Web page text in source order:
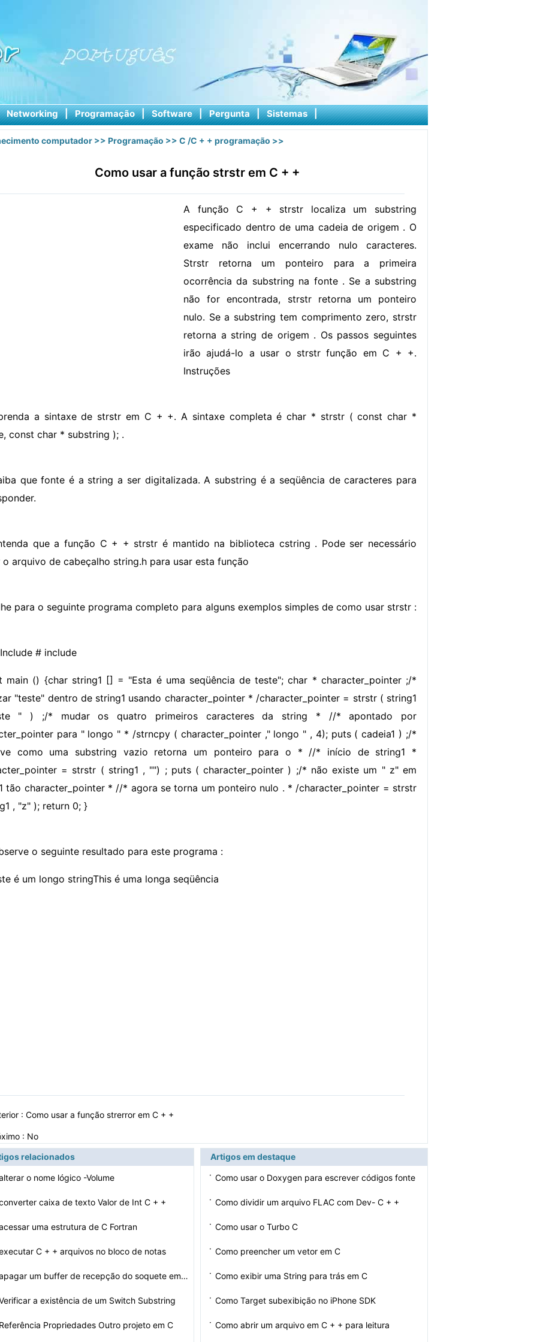
Networking | Programação | Software | Pergunta | Sistemas |
computador >> Programação >> C /C + + programação >>
Como usar a função strstr em C + +
A função C + + strstr localiza um substring
especificado dentro de uma cadeia de origem . O
exame não inclui encerrando nulo caracteres.
Strstr retorna um ponteiro para a primeira
ocorrência da substring na fonte . Se a substring
não for encontrada, strstr retorna um ponteiro
nulo. Se a substring tem comprimento zero, strstr
retorna a string de origem . Os passos seguintes
irão ajudá-lo a usar o strstr função em C + +.
Instruções
a sintaxe de strstr em C + +. A sintaxe completa é char * strstr ( const char *
const char * substring ); .
que fonte é a string a ser digitalizada. A substring é a seqüência de caracteres para
que a função C + + strstr é mantido na biblioteca cstring . Pode ser necessário
o arquivo de cabeçalho string.h para usar esta função
para o seguinte programa completo para alguns exemplos simples de como usar strstr :
# include
main () {char string1 [] = "Esta é uma seqüência de teste"; char * character_pointer ;/*
"teste" dentro de string1 usando character_pointer * /character_pointer = strstr ( string1
" ) ;/* mudar os quatro primeiros caracteres da string * //* apontado por
para " longo " * /strncpy ( character_pointer ," longo " , 4); puts ( cadeia1 ) ;/*
como uma substring vazio retorna um ponteiro para o * //* início de string1 *
= strstr ( string1 , "") ; puts ( character_pointer ) ;/* não existe um " z" em
tão character_pointer * //* agora se torna um ponteiro nulo . * /character_pointer = strstr
, "z" ); return 0; }
o seguinte resultado para este programa :
é um longo stringThis é uma longa seqüência
: Como usar a função strerror em C + +
: No
relacionados
o nome lógico -Volume
caixa de texto Valor de Int C + +
uma estrutura de C Fortran
C + + arquivos no bloco de notas
Como apagar um buffer de recepção do soquete em C
a existência de um Switch Substring
Propriedades Outro projeto em C
Artigos em destaque
· Como usar o Doxygen para escrever códigos fonte
· Como dividir um arquivo FLAC com Dev- C + +
· Como usar o Turbo C
· Como preencher um vetor em C
· Como exibir uma String para trás em C
· Como Target subexibição no iPhone SDK
· Como abrir um arquivo em C + + para leitura